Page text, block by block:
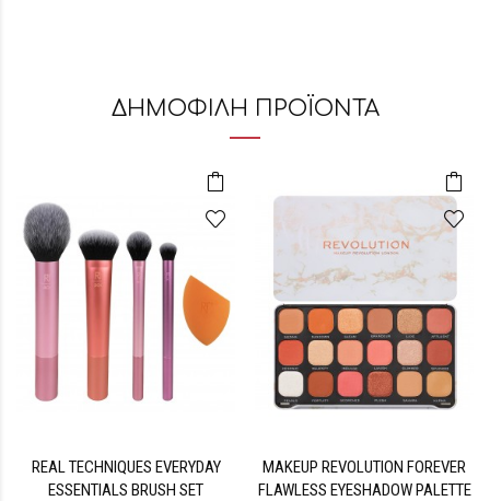
ΔΗΜΟΦΙΛΗ ΠΡΟΪΟΝΤΑ
REAL TECHNIQUES EVERYDAY
ESSENTIALS BRUSH SET
MAKEUP REVOLUTION FOREVER
FLAWLESS EYESHADOW PALETTE